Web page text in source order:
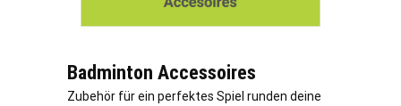
Badminton Accessoires
Zubehör für ein perfektes Spiel runden deine